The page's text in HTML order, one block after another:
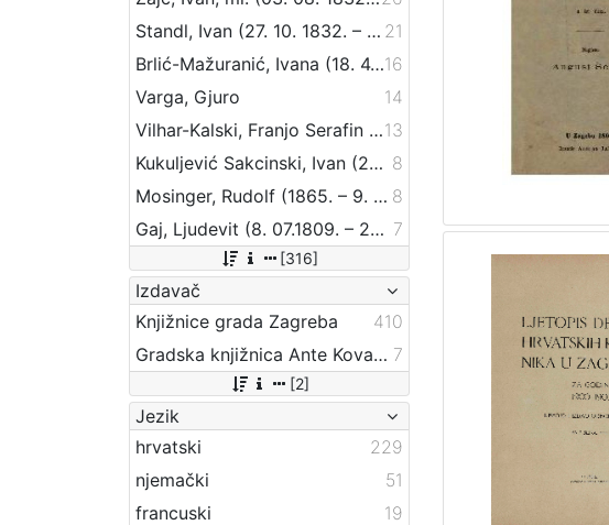
Standl, Ivan (27. 10. 1832. – 30. 8. 1897.) 21
Brlić-Mažuranić, Ivana (18. 4. 1874. – 21. 9. 1938.)16
Varga, Gjuro
14
Vilhar-Kalski, Franjo Serafin (5. 1. 1852. – 4. 3. 1928.)13
Kukuljević Sakcinski, Ivan (29. 5. 1816. – 1. 8. 1889.) 8
Mosinger, Rudolf (1865. – 9. 10. 1918.) 8
Gaj, Ljudevit (8. 07.1809. – 20. 04.1872.) 7
[316]
Izdavač
Knjižnice grada Zagreba
410
Gradska knjižnica Ante Kovačića 7
[2]
Jezik
hrvatski
229
njemački
51
francuski
19